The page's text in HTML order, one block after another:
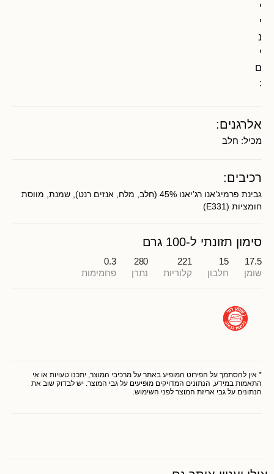
י
י
נ
י
ם
:
אלרגנים:
מכיל: חלב
רכיבים:
גבינת פרמיג’אנו רג’יאנו 45% (חלב, מלח, אנזים רנט), שמנת, מווסת
חומציות (E331)
סימון תזונתי ל-100 גרם
17.5
שומן
15
חלבון
221
קלוריות
280
נתרן
0.3
פחמימות
* אין להסתמך על הפירוט המופיע באתר על מרכיבי המוצר, יתכנו טעויות או אי
התאמות במידע, הנתונים המדויקים מופיעים על גבי המוצר. יש לבדוק שוב את
הנתונים על גבי אריזת המוצר לפני השימוש.